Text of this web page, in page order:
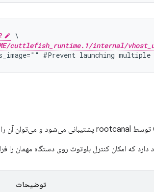
\
cuttlefish_runtime.1/internal/
که امکان کنترل بلوتوث روی دستگاه مهمان را
توضیحات